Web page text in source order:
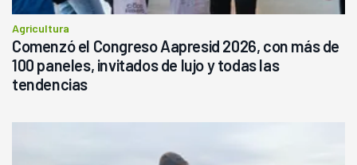
Agricultura
Comenzó el Congreso Aapresid 2026, con más de
100 paneles, invitados de lujo y todas las
tendencias